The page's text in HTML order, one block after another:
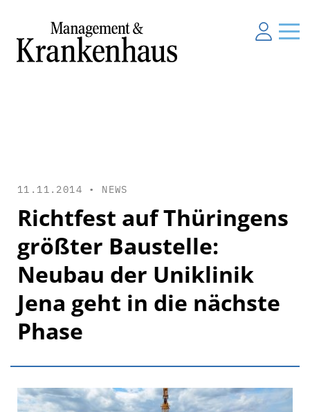
11.11.2014 • NEWS
Richtfest auf Thüringens
größter Baustelle:
Neubau der Uniklinik
Jena geht in die nächste
Phase